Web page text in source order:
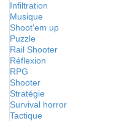
Infiltration
Musique
Shoot'em up
Puzzle
Rail Shooter
Réflexion
RPG
Shooter
Stratégie
Survival horror
Tactique